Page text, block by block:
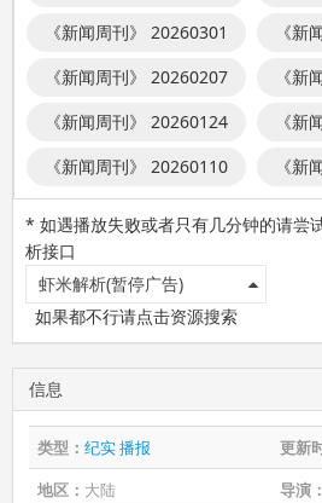
《新闻周刊》 20260301
《新
《新闻周刊》 20260207
《新
《新闻周刊》 20260124
《新
《新闻周刊》 20260110
《新
* 如遇播放失败或者只有几分钟的请
析接口
虾米解析(暂停广告)
如果都不行请点击资源搜索
信息
类型： 纪实播报 更新
地区： 大陆 导演：